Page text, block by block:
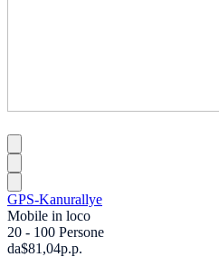
GPS-Kanurallye
Mobile in loco
20 - 100 Persone
da$81,04p.p.